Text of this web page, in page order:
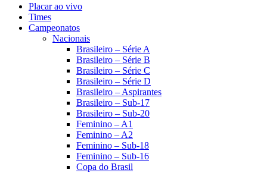
Placar ao vivo
Times
Campeonatos
Nacionais
Brasileiro – Série A
Brasileiro – Série B
Brasileiro – Série C
Brasileiro – Série D
Brasileiro – Aspirantes
Brasileiro – Sub-17
Brasileiro – Sub-20
Feminino – A1
Feminino – A2
Feminino – Sub-18
Feminino – Sub-16
Copa do Brasil